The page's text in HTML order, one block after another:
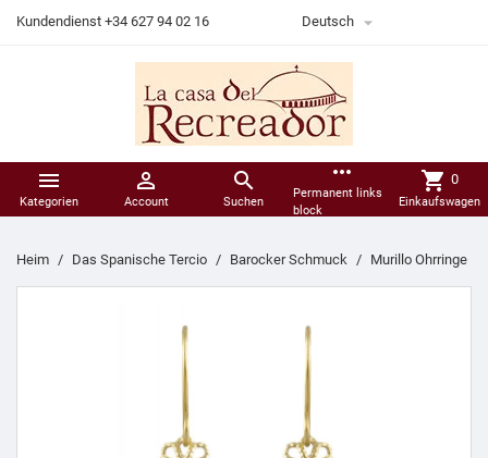
Kundendienst +34 627 94 02 16 Deutsch 

Kategorien

Account

Suchen
more_horiz
Permanent links
block
shopping_cart 0
Einkaufswagen
Heim Das Spanische Tercio Barocker Schmuck Murillo Ohrringe